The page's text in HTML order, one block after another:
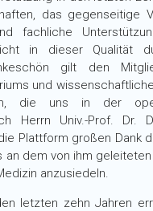
das gegenseitige
fachliche
in dieser Qualität
gilt den
und
die uns in der
Herrn Univ.-Prof. Dr.
Plattform großen Dank
an dem von ihm
anzusiedeln.
letzten zehn Jahren